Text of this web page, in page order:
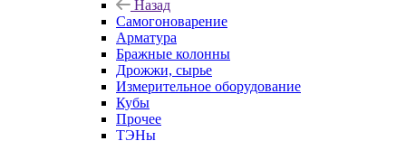
Назад
Самогоноварение
Арматура
Бражные колонны
Дрожжи, сырье
Измерительное оборудование
Кубы
Прочее
ТЭНы